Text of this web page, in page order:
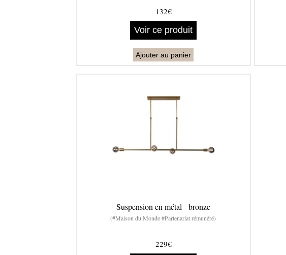
132€
Voir ce produit
Ajouter au panier
Suspension en métal - bronze
(#Maison du Monde #Partenariat rémunéré)
229€